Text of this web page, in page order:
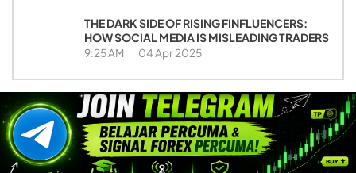
THE DARK SIDE OF RISING FINFLUENCERS:
HOW SOCIAL MEDIA IS MISLEADING TRADERS
9:25 AM 04 Apr 2025